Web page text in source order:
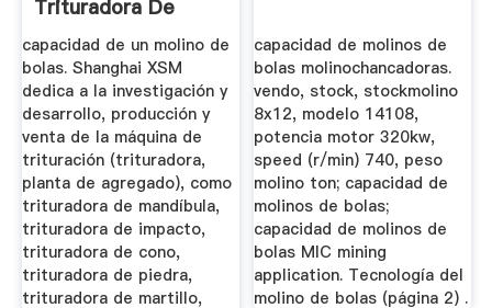
Trituradora De
Cono
capacidad de un molino de
bolas. Shanghai XSM
dedica a la investigación y
desarrollo, producción y
venta de la máquina de
trituración (trituradora,
planta de agregado), como
trituradora de mandíbula,
trituradora de impacto,
trituradora de cono,
trituradora de piedra,
trituradora de martillo,
capacidad de molinos de
bolas molinochancadoras.
vendo, stock, stockmolino
8x12, modelo 14108,
potencia motor 320kw,
speed (r/min) 740, peso
molino ton; capacidad de
molinos de bolas;
capacidad de molinos de
bolas MIC mining
application. Tecnología del
molino de bolas (página 2) .